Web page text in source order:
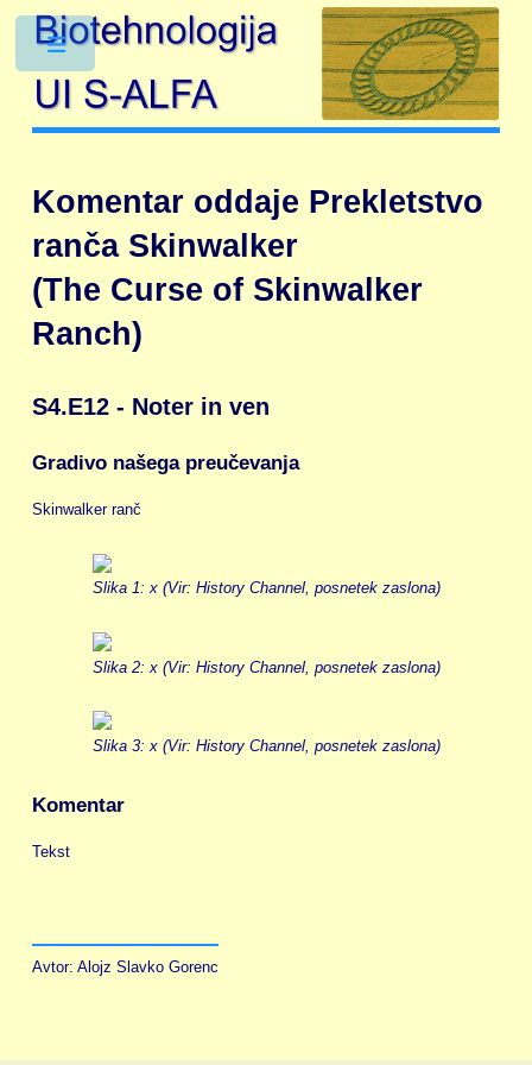
Komentar oddaje Prekletstvo
ranča Skinwalker
(The Curse of Skinwalker
Ranch)
S4.E12 - Noter in ven
Gradivo našega preučevanja
Skinwalker ranč
Slika 1: x (Vir: History Channel, posnetek zaslona)
Slika 2: x (Vir: History Channel, posnetek zaslona)
Slika 3: x (Vir: History Channel, posnetek zaslona)
Komentar
Tekst
Avtor: Alojz Slavko Gorenc
Toggle